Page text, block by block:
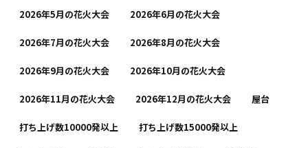
2026年5月の花火大会 2026年6月の花火大会
2026年7月の花火大会 2026年8月の花火大会
2026年9月の花火大会 2026年10月の花火大会
2026年11月の花火大会 2026年12月の花火大会 屋台
打ち上げ数10000発以上 打ち上げ数15000発以上